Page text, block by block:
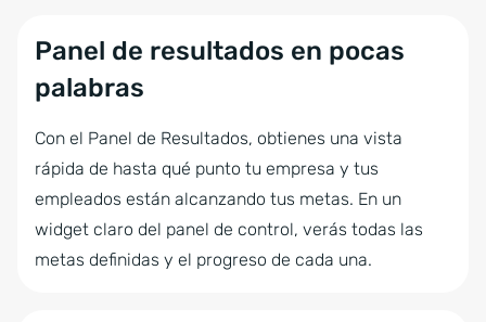
Panel de resultados en pocas
palabras
Con el Panel de Resultados, obtienes una vista
rápida de hasta qué punto tu empresa y tus
empleados están alcanzando tus metas. En un
widget claro del panel de control, verás todas las
metas definidas y el progreso de cada una.